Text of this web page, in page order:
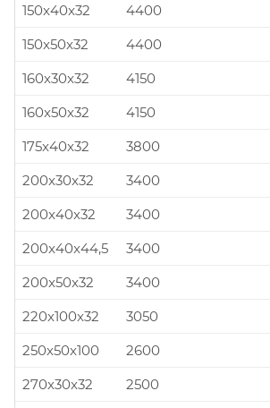
150x40x32
4400
150x50x32
4400
160x30x32
4150
160x50x32
4150
175x40x32
3800
200x30x32
3400
200x40x32
3400
200x40x44,5
3400
200x50x32
3400
220x100x32
3050
250x50x100
2600
270x30x32
2500